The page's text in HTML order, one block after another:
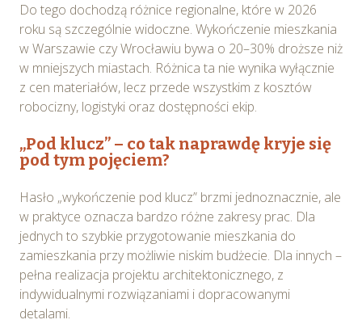
Do tego dochodzą różnice regionalne, które w 2026
roku są szczególnie widoczne. Wykończenie mieszkania
w Warszawie czy Wrocławiu bywa o 20–30% droższe niż
w mniejszych miastach. Różnica ta nie wynika wyłącznie
z cen materiałów, lecz przede wszystkim z kosztów
robocizny, logistyki oraz dostępności ekip.
„Pod klucz” – co tak naprawdę kryje się
pod tym pojęciem?
Hasło „wykończenie pod klucz” brzmi jednoznacznie, ale
w praktyce oznacza bardzo różne zakresy prac. Dla
jednych to szybkie przygotowanie mieszkania do
zamieszkania przy możliwie niskim budżecie. Dla innych –
pełna realizacja projektu architektonicznego, z
indywidualnymi rozwiązaniami i dopracowanymi
detalami.